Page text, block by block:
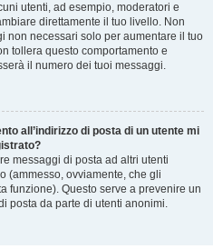
utenti, ad esempio, moderatori e
direttamente il tuo livello. Non
non necessari solo per aumentare il tuo
tollera questo comportamento e
il numero dei tuoi messaggi.
all’indirizzo di posta di un utente mi
messaggi di posta ad altri utenti
(ammesso, ovviamente, che gli
funzione). Questo serve a prevenire un
posta da parte di utenti anonimi.